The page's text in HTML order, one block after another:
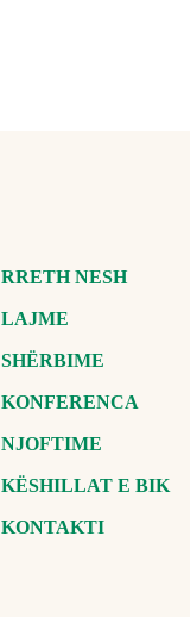
RRETH NESH
LAJME
SHËRBIME
KONFERENCA
NJOFTIME
KËSHILLAT E BIK
KONTAKTI